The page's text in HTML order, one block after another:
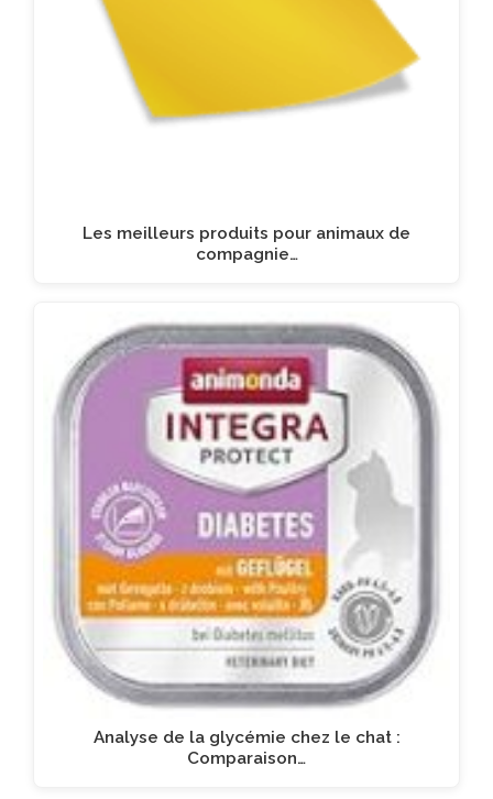
Les meilleurs produits pour animaux de
compagnie…
Analyse de la glycémie chez le chat :
Comparaison…